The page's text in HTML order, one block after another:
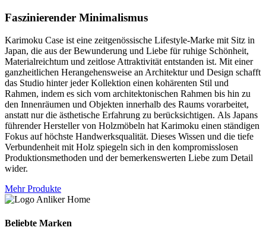
Faszinierender Minimalismus
Karimoku Case ist eine zeitgenössische Lifestyle-Marke mit Sitz in
Japan, die aus der Bewunderung und Liebe für ruhige Schönheit,
Materialreichtum und zeitlose Attraktivität entstanden ist. Mit einer
ganzheitlichen Herangehensweise an Architektur und Design schafft
das Studio hinter jeder Kollektion einen kohärenten Stil und
Rahmen, indem es sich vom architektonischen Rahmen bis hin zu
den Innenräumen und Objekten innerhalb des Raums vorarbeitet,
anstatt nur die ästhetische Erfahrung zu berücksichtigen. Als Japans
führender Hersteller von Holzmöbeln hat Karimoku einen ständigen
Fokus auf höchste Handwerksqualität. Dieses Wissen und die tiefe
Verbundenheit mit Holz spiegeln sich in den kompromisslosen
Produktionsmethoden und der bemerkenswerten Liebe zum Detail
wider.
Mehr Produkte
Beliebte Marken